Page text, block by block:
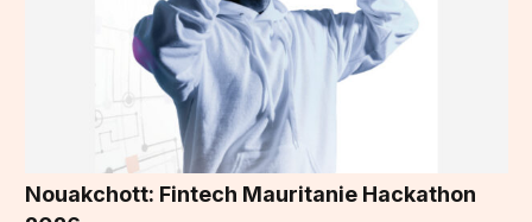
Nouakchott: Fintech Mauritanie Hackathon